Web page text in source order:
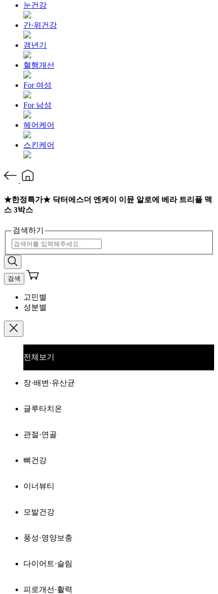
눈건강
간·위건강
갱년기
혈행개선
For 여성
For 남성
헤어케어
스킨케어
★한정특가★ 닥터에스더 엔케이 이뮨 알로에 베라 트리플 맥
스 3박스
검색하기
검색
고민별
성분별
전체보기
장·배변·유산균
글루타치온
관절·연골
뼈건강
이너뷰티
모발건강
풍성·영양보충
다이어트·슬림
피로개선·활력